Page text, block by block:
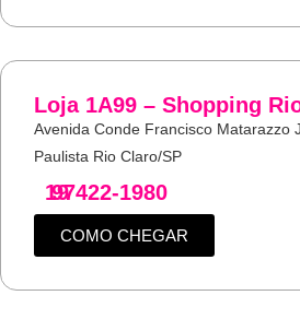
Loja 1A99 – Shopping
Avenida Conde Francisco Matarazzo
Paulista Rio Claro/SP
19
97422-1980
COMO CHEGAR